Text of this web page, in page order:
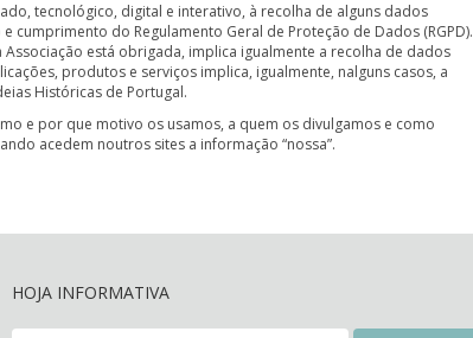
tecnológico, digital e interativo, à recolha de alguns dados
cumprimento do Regulamento Geral de Proteção de Dados (RGPD).
está obrigada, implica igualmente a recolha de dados
produtos e serviços implica, igualmente, nalguns casos, a
Históricas de Portugal.
e por que motivo os usamos, a quem os divulgamos e como
acedem noutros sites a informação “nossa”.
HOJA INFORMATIVA